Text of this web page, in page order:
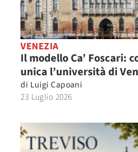
VENEZIA
Il modello Ca’ Foscari:
unica l’università di
di Luigi Capoani
23 Luglio 2026